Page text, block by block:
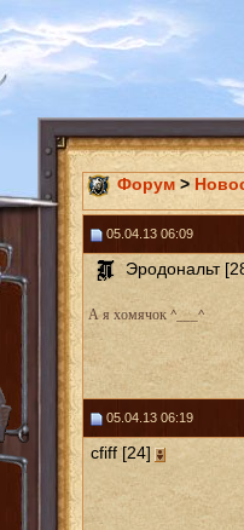
Форум >
05.04.13 06:09
Эродональт
А я хомячок ^___^
05.04.13 06:19
cfiff [24]